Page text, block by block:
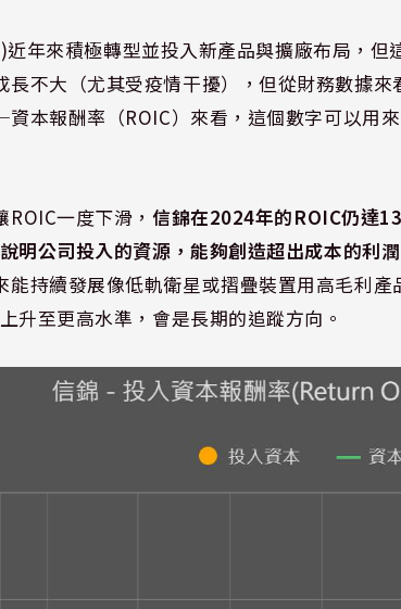
年來積極轉型並投入新產品與擴廠布局，
長不大（尤其受疫情干擾），但從財務數據
本報酬率（ROIC）來看，這個數字可以用
ROIC一度下滑，信錦在2024年的ROIC仍達
明公司投入的資源，能夠創造超出成本的利潤
能持續發展像低軌衛星或摺疊裝置用高毛利
升至更高水準，會是長期的追蹤方向。